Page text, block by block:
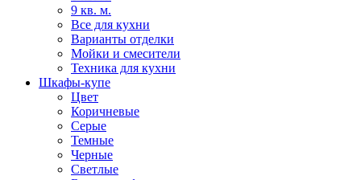
9 кв. м.
Все для кухни
Варианты отделки
Мойки и смесители
Техника для кухни
Шкафы-купе
Цвет
Коричневые
Серые
Темные
Черные
Светлые